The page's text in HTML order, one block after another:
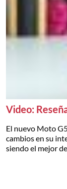
Video:
El nuevo Moto
cambios en su
siendo el mejor